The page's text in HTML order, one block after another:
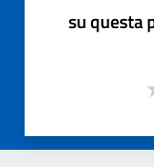
su questa